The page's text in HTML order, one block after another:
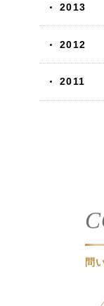
2013
2012
2011
問